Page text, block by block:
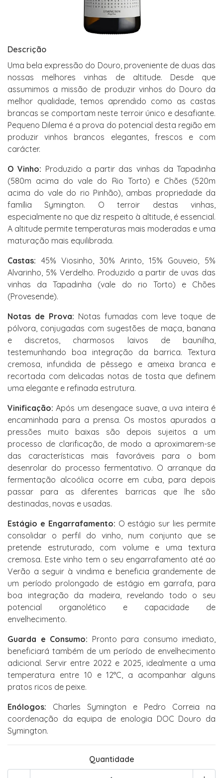
Descrição
Uma bela expressão do Douro, proveniente de duas das
nossas melhores vinhas de altitude. Desde que
assumimos a missão de produzir vinhos do Douro da
melhor qualidade, temos aprendido como as castas
brancas se comportam neste terroir único e desafiante.
Pequeno Dilema é a prova do potencial desta região em
produzir vinhos brancos elegantes, frescos e com
carácter.
O Vinho: Produzido a partir das vinhas da Tapadinha
(580m acima do vale do Rio Torto) e Chões (520m
acima do vale do rio Pinhão), ambas propriedade da
família Symington. O terroir destas vinhas,
especialmente no que diz respeito à altitude, é essencial.
A altitude permite temperaturas mais moderadas e uma
maturação mais equilibrada.
Castas: 45% Viosinho, 30% Arinto, 15% Gouveio, 5%
Alvarinho, 5% Verdelho. Produzido a partir de uvas das
vinhas da Tapadinha (vale do rio Torto) e Chões
(Provesende).
Notas de Prova: Notas fumadas com leve toque de
pólvora, conjugadas com sugestões de maça, banana
e discretos, charmosos laivos de baunilha,
testemunhando boa integração da barrica. Textura
cremosa, infundida de pêssego e ameixa branca e
recortada com delicadas notas de tosta que definem
uma elegante e refinada estrutura.
Vinificação: Após um desengace suave, a uva inteira é
encaminhada para a prensa. Os mostos apurados a
pressões muito baixas são depois sujeitos a um
processo de clarificação, de modo a aproximarem-se
das características mais favoráveis para o bom
desenrolar do processo fermentativo. O arranque da
fermentação alcoólica ocorre em cuba, para depois
passar para as diferentes barricas que lhe são
destinadas, novas e usadas.
Estágio e Engarrafamento: O estágio sur lies permite
consolidar o perfil do vinho, num conjunto que se
pretende estruturado, com volume e uma textura
cremosa. Este vinho tem o seu engarrafamento até ao
Verão a seguir à vindima e beneficia grandemente de
um período prolongado de estágio em garrafa, para
boa integração da madeira, revelando todo o seu
potencial organolético e capacidade de
envelhecimento.
Guarda e Consumo: Pronto para consumo imediato,
beneficiará também de um período de envelhecimento
adicional. Servir entre 2022 e 2025, idealmente a uma
temperatura entre 10 e 12°C, a acompanhar alguns
pratos ricos de peixe.
Enólogos: Charles Symington e Pedro Correia na
coordenação da equipa de enologia DOC Douro da
Symington.
Quantidade